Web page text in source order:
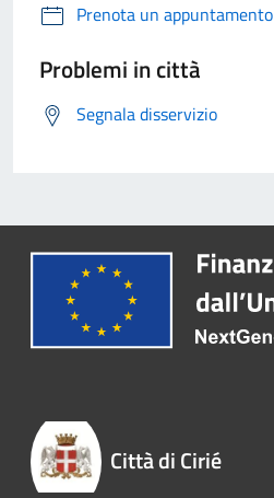
Prenota un appuntamento
Problemi in città
Segnala disservizio
Città di Cirié